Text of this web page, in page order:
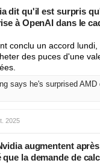
dit qu'il est surpris
à OpenAI dans le
conclu un accord lundi,
des puces d'une
2025
augmentent
que la demande de